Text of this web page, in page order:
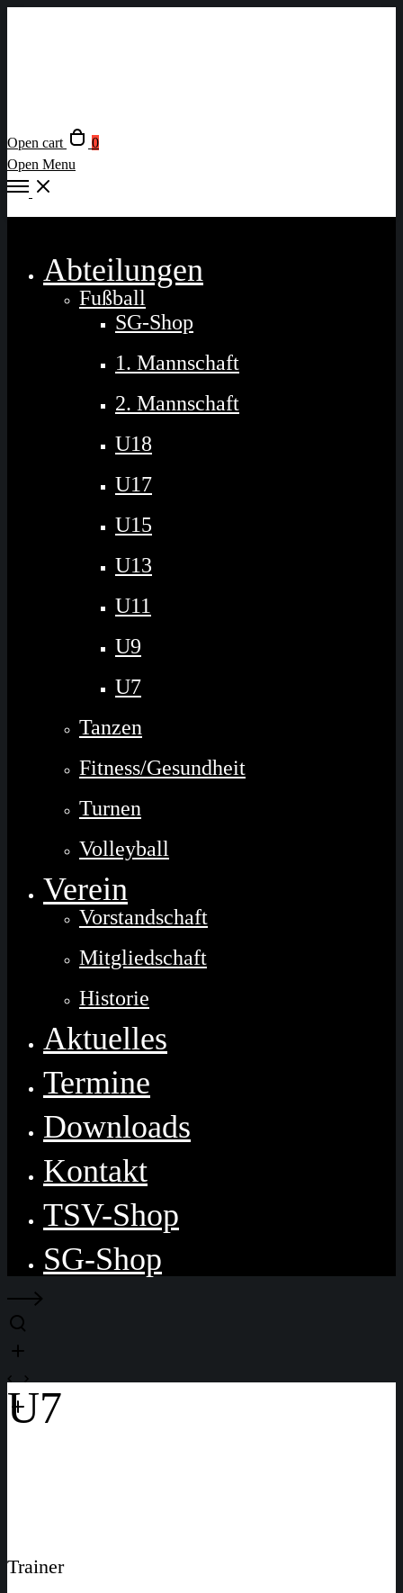
Open cart
0
Open Menu
Abteilungen
Fußball
SG-Shop
1. Mannschaft
2. Mannschaft
U18
U17
U15
U13
U11
U9
U7
Tanzen
Fitness/Gesundheit
Turnen
Volleyball
Verein
Vorstandschaft
Mitgliedschaft
Historie
Aktuelles
Termine
Downloads
Kontakt
TSV-Shop
SG-Shop
U7
Trainer